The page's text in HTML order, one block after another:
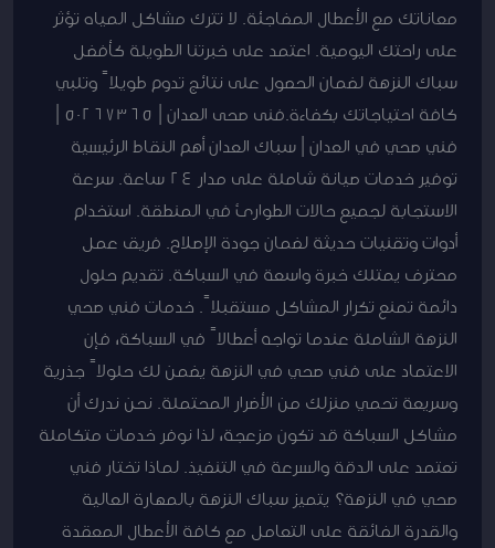
معاناتك مع الأعطال المفاجئة. لا تترك مشاكل المياه تؤثر
على راحتك اليومية. اعتمد على خبرتنا الطويلة كأفضل
سباك النزهة لضمان الحصول على نتائج تدوم طويلاً وتلبي
فني صحي في العدان | سباك العدان أهم النقاط الرئيسية
توفير خدمات صيانة شاملة على مدار 24 ساعة. سرعة
الاستجابة لجميع حالات الطوارئ في المنطقة. استخدام
أدوات وتقنيات حديثة لضمان جودة الإصلاح. فريق عمل
محترف يمتلك خبرة واسعة في السباكة. تقديم حلول
دائمة تمنع تكرار المشاكل مستقبلاً. خدمات فني صحي
النزهة الشاملة عندما تواجه أعطالاً في السباكة، فإن
الاعتماد على فني صحي في النزهة يضمن لك حلولاً جذرية
وسريعة تحمي منزلك من الأضرار المحتملة. نحن ندرك أن
مشاكل السباكة قد تكون مزعجة، لذا نوفر خدمات متكاملة
تعتمد على الدقة والسرعة في التنفيذ. لماذا تختار فني
صحي في النزهة؟ يتميز سباك النزهة بالمهارة العالية
والقدرة الفائقة على التعامل مع كافة الأعطال المعقدة